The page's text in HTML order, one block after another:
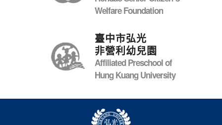
Welfare Foundation
臺中市弘光
非營利幼兒園
Affiliated Preschool of
Hung Kuang University